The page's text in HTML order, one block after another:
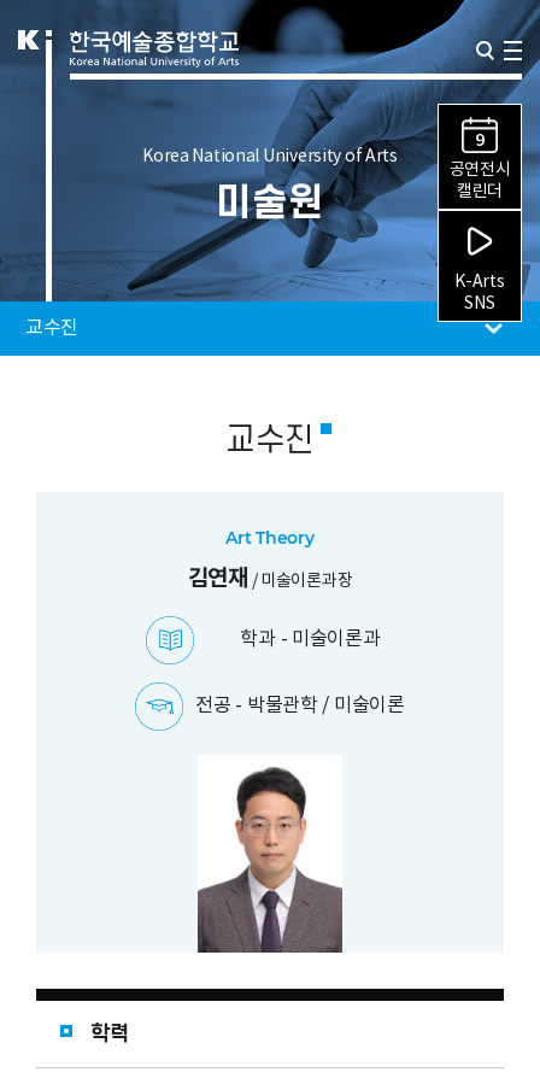
9
공연전시
캘린더
K-Arts
SNS
Korea National University of Arts
미술원
교수진
교수진
Art Theory
김연재 /미술이론과장
학과 - 미술이론과
전공 - 박물관학 / 미술이론
학력